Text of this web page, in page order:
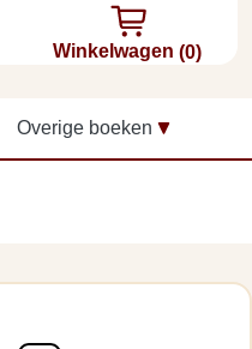
Winkelwagen (0)
Overige boeken